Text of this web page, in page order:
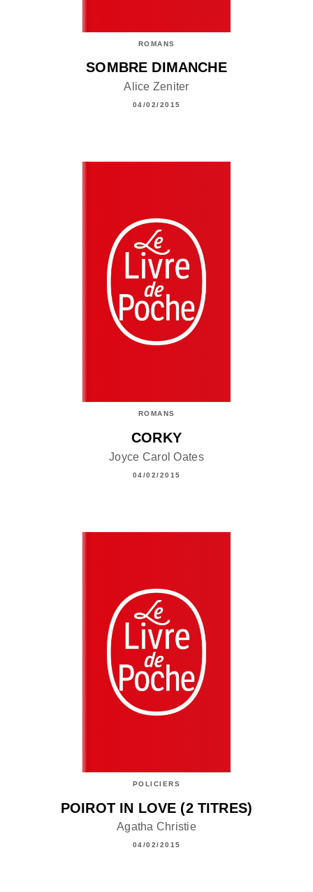
ROMANS
SOMBRE DIMANCHE
Alice Zeniter
04/02/2015
ROMANS
CORKY
Joyce Carol Oates
04/02/2015
POLICIERS
POIROT IN LOVE (2 TITRES)
Agatha Christie
04/02/2015